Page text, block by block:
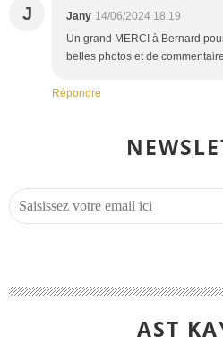
J Jany 14/06/2024 18:19
Un grand MERCI à Bernard
belles photos et de
Répondre
AST